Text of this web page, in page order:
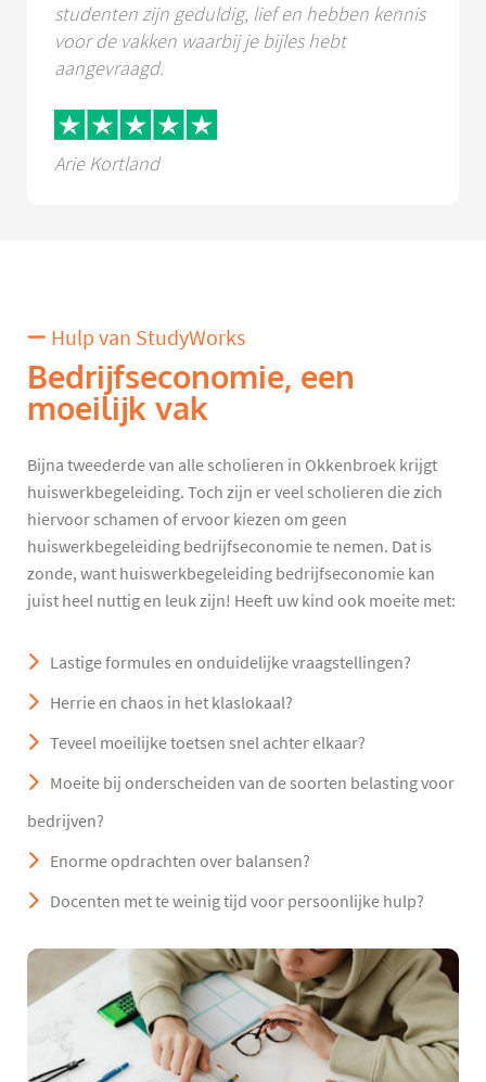
studenten zijn geduldig, lief en hebben kennis
voor de vakken waarbij je bijles hebt
aangevraagd.
Arie Kortland
Hulp van StudyWorks
Bedrijfseconomie, een
moeilijk vak
Bijna tweederde van alle scholieren in Okkenbroek krijgt
huiswerkbegeleiding. Toch zijn er veel scholieren die zich
hiervoor schamen of ervoor kiezen om geen
huiswerkbegeleiding bedrijfseconomie te nemen. Dat is
zonde, want huiswerkbegeleiding bedrijfseconomie kan
juist heel nuttig en leuk zijn! Heeft uw kind ook moeite met:
Lastige formules en onduidelijke vraagstellingen?
Herrie en chaos in het klaslokaal?
Teveel moeilijke toetsen snel achter elkaar?
Moeite bij onderscheiden van de soorten belasting voor
bedrijven?
Enorme opdrachten over balansen?
Docenten met te weinig tijd voor persoonlijke hulp?